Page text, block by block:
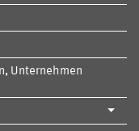
Unternehmen